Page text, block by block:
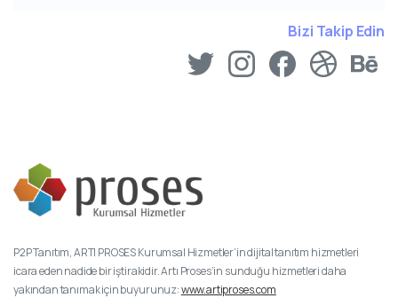
Bizi Takip Edin
P2P Tanıtım, ARTI PROSES Kurumsal Hizmetler’in dijital tanıtım hizmetleri
icara eden nadide bir iştirakidir. Artı Proses’in sunduğu hizmetleri daha
yakından tanımak için buyurunuz:www.artiproses.com